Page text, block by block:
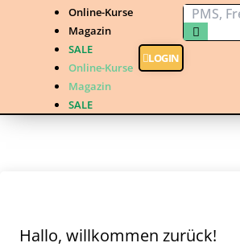
Online-Kurse
Magazin
SALE
Online-Kurse
Magazin
SALE
LOGIN
Hallo, willkommen zurück!